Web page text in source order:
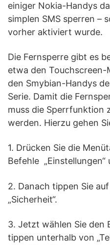
einiger Nokia-Handys
simplen SMS sperren –
vorher aktiviert wurde.
Die Fernsperre gibt es
etwa den Touchscreen-
den Smybian-Handys
Serie. Damit die
muss die Sperrfunktion
werden. Hierzu gehen
1. Drücken Sie die
Befehle „Einstellungen“
2. Danach tippen Sie
„Sicherheit“.
3. Jetzt wählen Sie den
tippen unterhalb von